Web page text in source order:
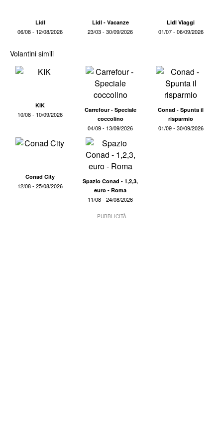
Lidl
06/08 - 12/08/2026
Lidl - Vacanze
23/03 - 30/09/2026
Lidl Viaggi
01/07 - 06/09/2026
Volantini simili
KIK
10/08 - 10/09/2026
Carrefour - Speciale
coccolino
04/09 - 13/09/2026
Conad - Spunta il
risparmio
01/09 - 30/09/2026
Conad City
12/08 - 25/08/2026
Spazio Conad - 1,2,3,
euro - Roma
11/08 - 24/08/2026
PUBBLICITÀ